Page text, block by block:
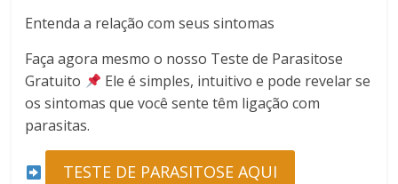
Entenda a relação com seus sintomas
Faça agora mesmo o nosso Teste de Parasitose
Gratuito
Ele é simples, intuitivo e pode revelar se
os sintomas que você sente têm ligação com
parasitas.
TESTE DE PARASITOSE AQUI